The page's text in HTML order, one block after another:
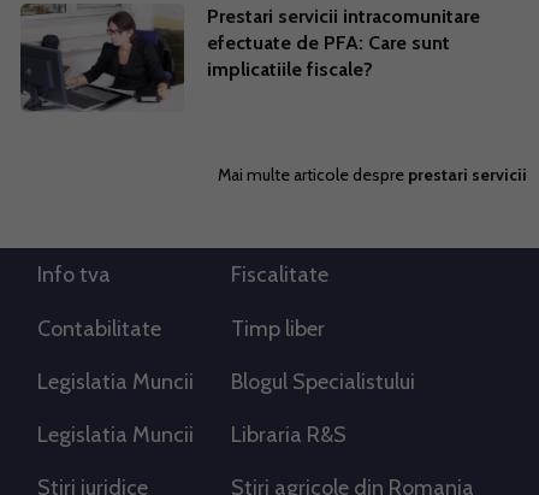
Prestari servicii intracomunitare
efectuate de PFA: Care sunt
implicatiile fiscale?
Mai multe articole despre prestari servicii
Info tva Fiscalitate
Contabilitate Timp liber
Legislatia Muncii Blogul Specialistului
Legislatia Muncii Libraria R&S
Stiri juridice Stiri agricole din Romania